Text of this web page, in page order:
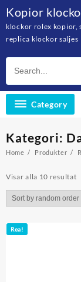
content
Kopior
klockor rolex kopior,
replica klockor saljes
Category
Kategori:
Home Produkter
Visar alla 10 resultat
Rea!